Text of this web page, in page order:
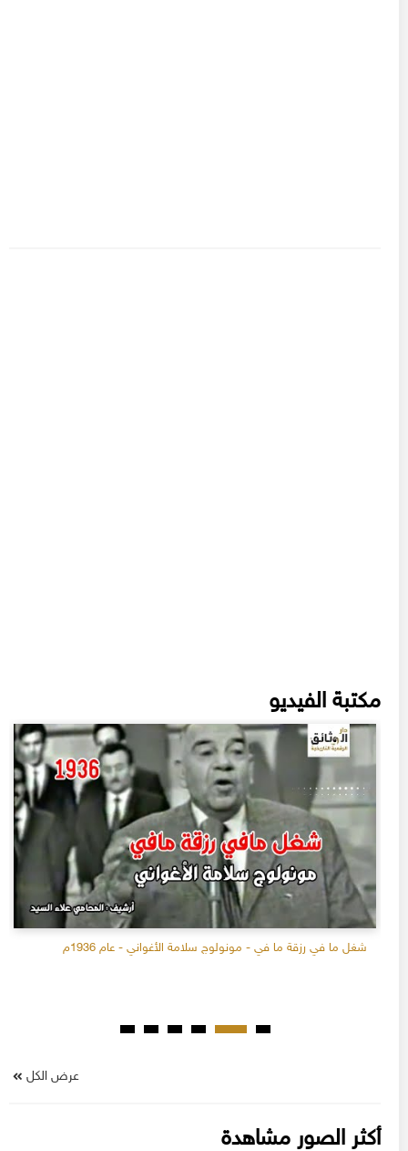
مكتبة الفيديو
شغل ما في رزقة ما في - مونولوج سلامة الأغواني - عام 1936م
عرض الكل
أكثر الصور مشاهدة